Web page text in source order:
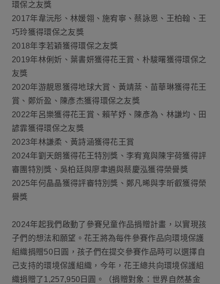
環保之友獎
2017年韋沅彤、林媛翎、施宥寧、蔡詠恩、王柏翰、王
巧玲獲得環保之友獎
2018年李若穎獲得環保之友獎
2019年林俐妡、葉書妍獲得花王賞、朴駿曙獲得環保之
友獎
2020年游靚恩獲得地球大賞、黃靖棻、苗華琳獲得花王
賞、鄭炘盈、陳彥杰獲得環保之友獎
2022年呂樂獲得花王賞、賴芊妤、陳彥為、林謙均、田
諺霏獲得環保之友獎
2023年林謙柔、黃詩涵獲得花王賞
2024年劉天朗獲得花王特別獎、李宥寬與陳宇荷獲得評
審團特別獎、吳柏廷與廖聿遴與蔡慶泓獲得榮譽獎
2025年何晶晶獲得評審特別獎、鄭凡晞與李昕叡獲得榮
譽獎
2024年起我們啟動了參賽兒童作品捐贈計畫，以實現孩
子們的想法和願望。花王將為每件參賽作品向環境保護
組織捐贈50日圓，孩子們在提交參賽作品時可以選擇自
己支持的環境保護組織，今年，花王總共向環境保護組
織捐贈了1,257,950日圓。（捐贈對象：世界自然基金